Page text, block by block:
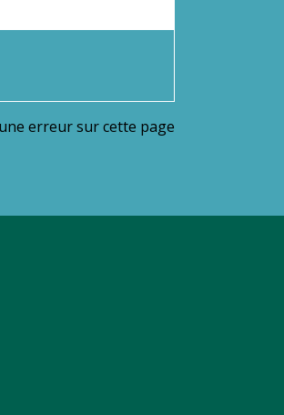
erreur sur cette page